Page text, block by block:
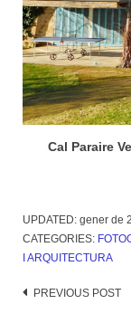
Cal Paraire
UPDATED: gener de
CATEGORIES:
I ARQUITECTURA
Post
PREVIOUS POST